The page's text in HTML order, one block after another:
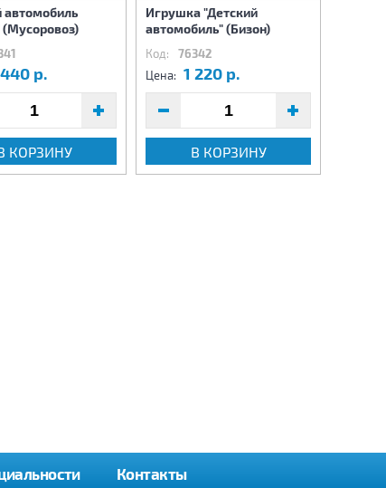
автомобиль
р.
КОРЗИНУ
Игрушка "Детский
автомобиль" (Бизон)
Код: 76342
Цена: 1 220 р.
В КОРЗИНУ
Контакты